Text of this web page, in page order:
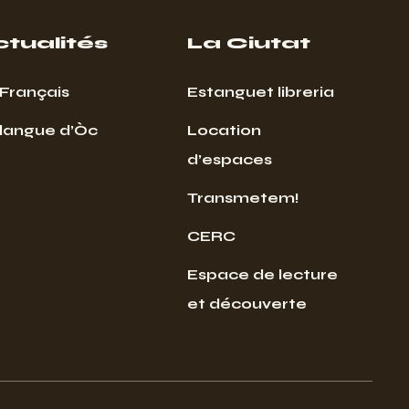
d’Òc
La Ciutat
Estanguet libreria
Location
d’espaces
Transmetem!
CERC
Espace de lecture
et découverte